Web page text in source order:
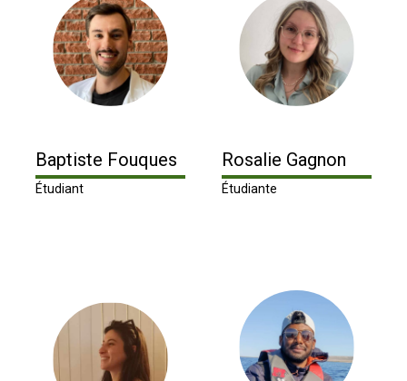
Baptiste Fouques
Étudiant
Rosalie Gagnon
Étudiante